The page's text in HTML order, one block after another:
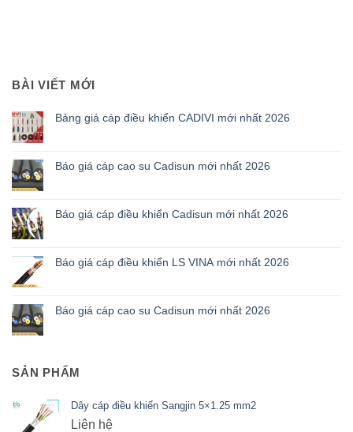
BÀI VIẾT MỚI
Bảng giá cáp điều khiển CADIVI mới nhất 2026
Báo giá cáp cao su Cadisun mới nhất 2026
Báo giá cáp điều khiển Cadisun mới nhất 2026
Báo giá cáp điều khiển LS VINA mới nhất 2026
Báo giá cáp cao su Cadisun mới nhất 2026
SẢN PHẨM
Dây cáp điều khiển Sangjin 5×1.25 mm2
Liên hệ